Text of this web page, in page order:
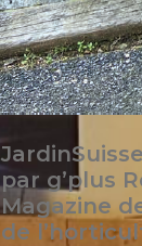
par g’plus
Magazine
de